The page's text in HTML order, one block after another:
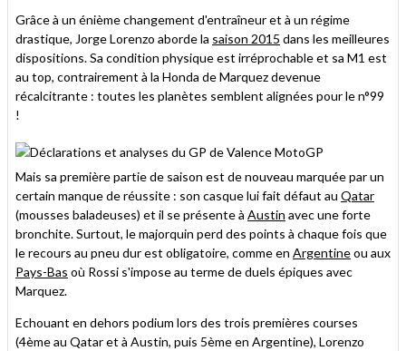
Grâce à un énième changement d'entraîneur et à un régime
drastique, Jorge Lorenzo aborde la saison 2015 dans les meilleures
dispositions. Sa condition physique est irréprochable et sa M1 est
au top, contrairement à la Honda de Marquez devenue
récalcitrante : toutes les planètes semblent alignées pour le n°99
!
Mais sa première partie de saison est de nouveau marquée par un
certain manque de réussite : son casque lui fait défaut au Qatar
(mousses baladeuses) et il se présente à Austin avec une forte
bronchite. Surtout, le majorquin perd des points à chaque fois que
le recours au pneu dur est obligatoire, comme en Argentineou aux
Pays-Bas où Rossi s'impose au terme de duels épiques avec
Marquez.
Echouant en dehors podium lors des trois premières courses
(4ème au Qatar et à Austin, puis 5ème en Argentine), Lorenzo